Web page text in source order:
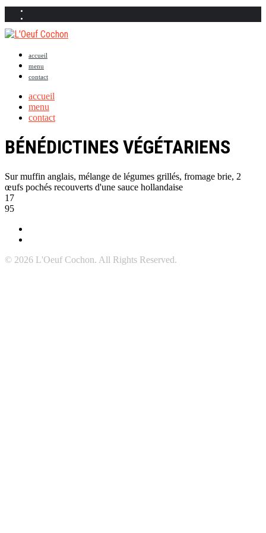
accueil
menu
contact
accueil
menu
contact
BÉNÉDICTINES VÉGÉTARIENS
Sur muffin anglais, mélange de légumes grillés, fromage brie, 2
œufs pochés recouverts d'une sauce hollandaise
17
95
© 2026 L'Oeuf Cochon. All Rights Reserved.